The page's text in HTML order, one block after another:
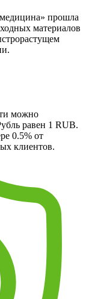
прошла
материалов
можно
равен 1 RUB.
0.5% от
клиентов.